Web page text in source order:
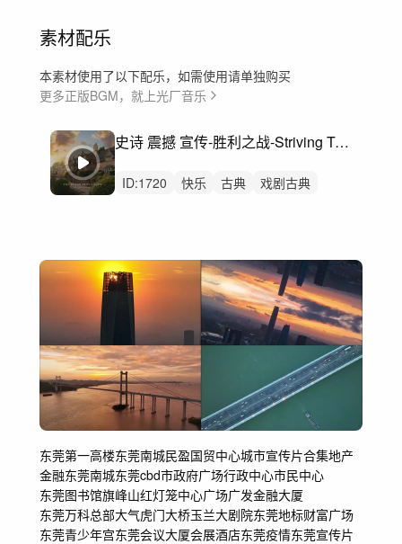
素材配乐
本素材使用了以下配乐，如需使用请单独购买
更多正版BGM，就上光厂音乐
史诗 震撼 宣传-胜利之战-Striving Towards Success
ID:1720 快乐 古典
戏剧古典
东莞第一高楼东莞南城民盈国贸中心城市宣传片合集地产
金融东莞南城东莞cbd市政府广场行政中心市民中心
东莞图书馆旗峰山红灯笼中心广场广发金融大厦
东莞万科总部大气虎门大桥玉兰大剧院东莞地标财富广场
东莞青少年宫东莞会议大厦会展酒店东莞疫情东莞宣传片